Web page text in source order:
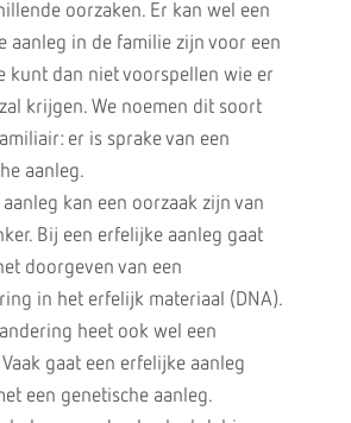
oorzaken. Er kan wel een
aanleg in de familie zijn voor een
kunt dan niet voorspellen wie er
zal krijgen. We noemen dit soort
er is sprake van een
aanleg.
kan een oorzaak zijn van
Bij een erfelijke aanleg gaat
doorgeven van een
in het erfelijk materiaal (DNA).
heet ook wel een
gaat een erfelijke aanleg
een genetische aanleg.